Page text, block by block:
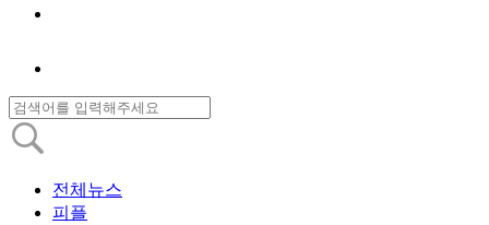
전체뉴스
피플